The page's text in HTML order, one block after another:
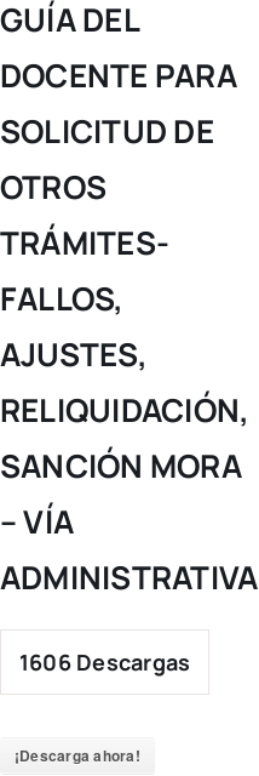
AJUSTES,
RELIQUIDACIÓN,
SANCIÓN
MORA
–
GUÍA DEL
DOCENTE PARA
SOLICITUD DE
OTROS
TRÁMITES-
FALLOS,
AJUSTES,
RELIQUIDACIÓN,
SANCIÓN MORA
– VÍA
ADMINISTRATIVA
1606Descargas
¡Descarga ahora!